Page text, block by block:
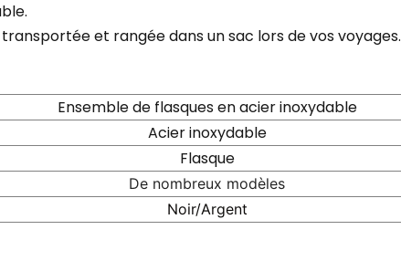
et rangée dans un sac lors de vos voyages.
Ensemble de flasques en acier inoxydable
Acier inoxydable
Flasque
De nombreux modèles
Noir/Argent